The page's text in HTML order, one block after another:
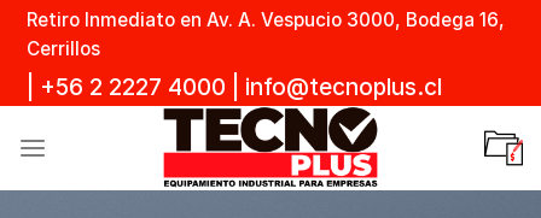
Skip
content
Retiro Inmediato en Av. A. Vespucio 3000, Bodega 16,
Cerrillos
+56 2 2227 4000 info@tecnoplus.cl